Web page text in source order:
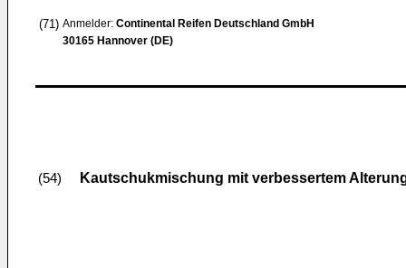
(71) Anmelder: Continental Reifen Deutschland GmbH
30165 Hannover (DE)
(54) Kautschukmischung mit verbessertem